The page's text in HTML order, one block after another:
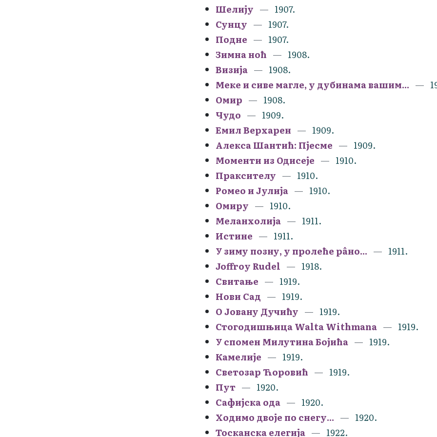
Шелију
1907.
Сунцу
1907.
Подне
1907.
Зимна ноћ
1908.
Визија
1908.
Меке и сиве магле, у дубинама вашим...
Омир
1908.
Чудо
1909.
Емил Верхарен
1909.
Алекса Шантић: Пјесме
1909.
Моменти из Одисеје
1910.
Праксителу
1910.
Ромео и Јулија
1910.
Омиру
1910.
Меланхолија
1911.
Истине
1911.
У зиму позну, у пролеће рâно...
1911.
Joffroy Rudel
1918.
Свитање
1919.
Нови Сад
1919.
О Јовану Дучићу
1919.
Стогодишњица Walta Withmana
1919.
У спомен Милутина Бојића
1919.
Камелије
1919.
Светозар Ћоровић
1919.
Пут
1920.
Сафијска ода
1920.
Ходимо двоје по снегу...
1920.
Тосканска елегија
1922.